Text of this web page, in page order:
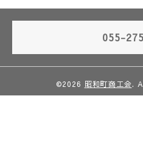
055-
©2026 昭和町商工会.